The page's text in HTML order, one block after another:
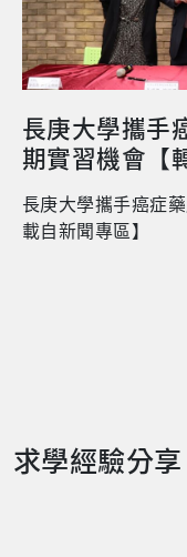
長庚大學攜手
期實習機會【
長庚大學攜手癌症
載自新聞專區】
求學經驗分享